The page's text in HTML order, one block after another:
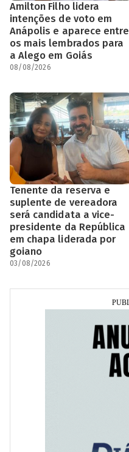
Amilton Filho lidera
intenções de voto em
Anápolis e aparece entre
os mais lembrados para
a Alego em Goiás
08/08/2026
Tenente da reserva e
suplente de vereadora
será candidata a vice-
presidente da República
em chapa liderada por
goiano
03/08/2026